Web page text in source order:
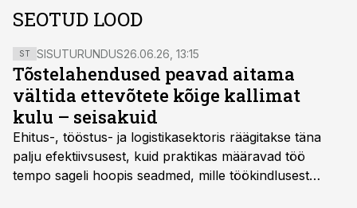
SEOTUD LOOD
ST SISUTURUNDUS26.06.26, 13:15
Tõstelahendused peavad aitama
vältida ettevõtete kõige kallimat
kulu – seisakuid
Ehitus-, tööstus- ja logistikasektoris räägitakse täna
palju efektiivsusest, kuid praktikas määravad töö
tempo sageli hoopis seadmed, mille töökindlusest